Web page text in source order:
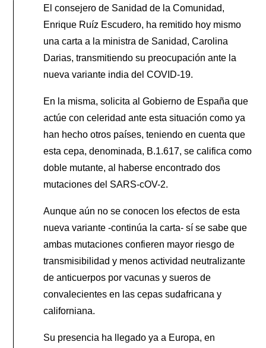
El consejero de Sanidad de la Comunidad,
Enrique Ruíz Escudero, ha remitido hoy mismo
una carta a la ministra de Sanidad, Carolina
Darias, transmitiendo su preocupación ante la
nueva variante india del COVID-19.
En la misma, solicita al Gobierno de España que
actúe con celeridad ante esta situación como ya
han hecho otros países, teniendo en cuenta que
esta cepa, denominada, B.1.617, se califica como
doble mutante, al haberse encontrado dos
mutaciones del SARS-cOV-2.
Aunque aún no se conocen los efectos de esta
nueva variante -continúa la carta- sí se sabe que
ambas mutaciones confieren mayor riesgo de
transmisibilidad y menos actividad neutralizante
de anticuerpos por vacunas y sueros de
convalecientes en las cepas sudafricana y
californiana.
Su presencia ha llegado ya a Europa, en